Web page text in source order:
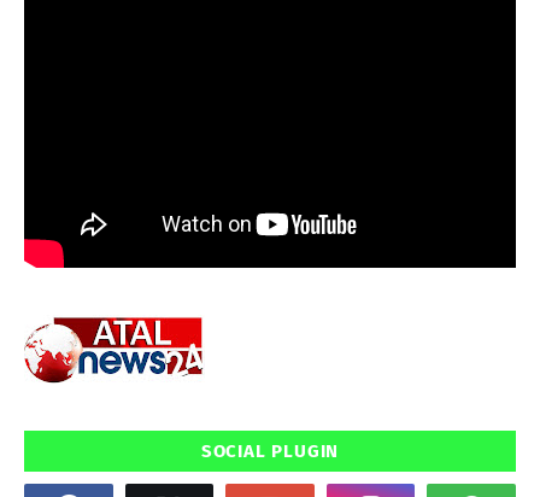
SOCIAL PLUGIN